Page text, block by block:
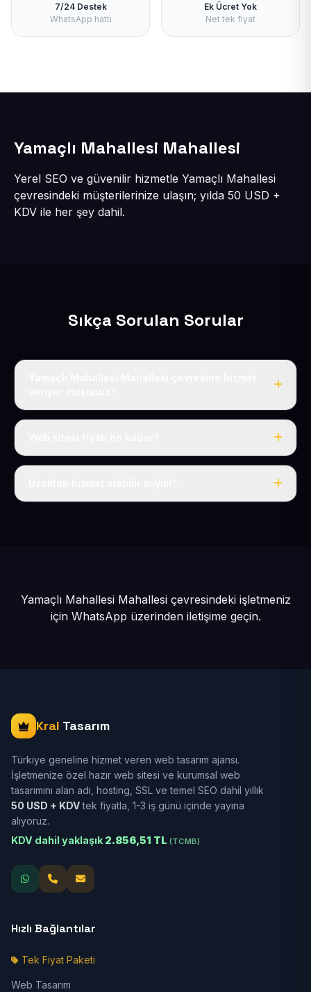
7/24 Destek
WhatsApp hattı
Ek Ücret Yok
Net tek fiyat
Yamaçlı Mahallesi Mahallesi
Yerel SEO ve güvenilir hizmetle Yamaçlı Mahallesi
çevresindeki müşterilerinize ulaşın; yılda 50 USD +
KDV ile her şey dahil.
Sıkça Sorulan Sorular
Evet, Yamaçlı Mahallesi dahil tüm Talas Köyler ve Talas
Tek fiyat: yılda 50 USD + KDV, her şey dahil.
Yamaçlı Mahallesi Mahallesi çevresindeki işletmeniz
için WhatsApp üzerinden iletişime geçin.
Kral Tasarım
Türkiye geneline hizmet veren web tasarım ajansı.
İşletmenize özel hazır web sitesi ve kurumsal web
tasarımını alan adı, hosting, SSL ve temel SEO dahil yıllık
50 USD + KDVtek fiyatla, 1-3 iş günü içinde yayına
alıyoruz.
KDV dahil yaklaşık 2.856,51 TL (TCMB)
Hızlı Bağlantılar
Tek Fiyat Paketi
Web Tasarım